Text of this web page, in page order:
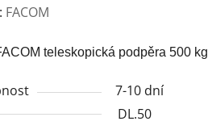
FACOM
teleskopická podpěra 500 kg
7-10 dní
DL.50